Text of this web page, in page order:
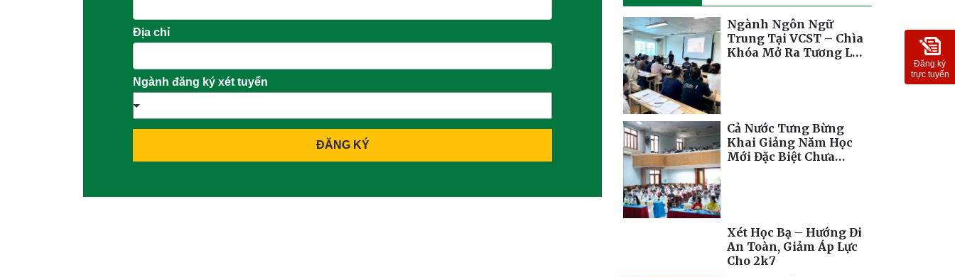
Địa chỉ
Ngành đăng ký xét tuyển
ĐĂNG KÝ
Ngành Ngôn Ngữ
Trung Tại VCST – Chìa
Khóa Mở Ra Tương Lai
Cả Nước Tưng Bừng
Khai Giảng Năm Học
Mới Đặc Biệt Chưa
Xét Học Bạ – Hướng Đi
An Toàn, Giảm Áp Lực
Cho 2k7
Đăng ký
trực tuyến